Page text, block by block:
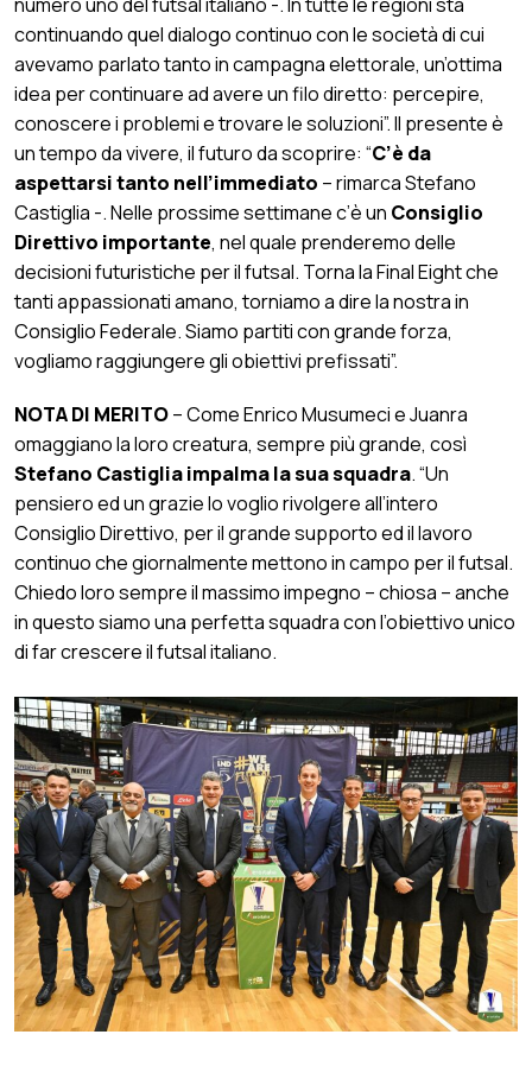
continuando quel dialogo continuo con le società di cui
avevamo parlato tanto in campagna elettorale, un’ottima
idea per continuare ad avere un filo diretto: percepire,
conoscere i problemi e trovare le soluzioni”. Il presente è
un tempo da vivere, il futuro da scoprire: “C’è da
aspettarsi tanto nell’immediato – rimarca Stefano
Castiglia -. Nelle prossime settimane c’è un Consiglio
Direttivo importante, nel quale prenderemo delle
decisioni futuristiche per il futsal. Torna la Final Eight che
tanti appassionati amano, torniamo a dire la nostra in
Consiglio Federale. Siamo partiti con grande forza,
vogliamo raggiungere gli obiettivi prefissati”.
NOTA DI MERITO– Come Enrico Musumeci e Juanra
omaggiano la loro creatura, sempre più grande, così
Stefano Castiglia impalma la sua squadra. “Un
pensiero ed un grazie lo voglio rivolgere all’intero
Consiglio Direttivo, per il grande supporto ed il lavoro
continuo che giornalmente mettono in campo per il futsal.
Chiedo loro sempre il massimo impegno – chiosa – anche
in questo siamo una perfetta squadra con l’obiettivo unico
di far crescere il futsal italiano.